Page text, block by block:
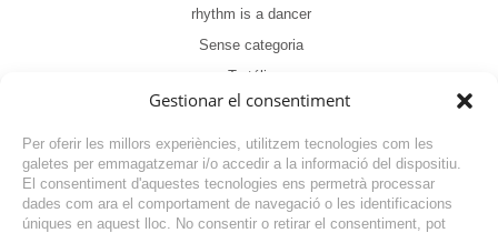
Gestionar el consentiment
Per oferir les millors experiències, utilitzem tecnologies com les
galetes per emmagatzemar i/o accedir a la informació del dispositiu.
El consentiment d'aquestes tecnologies ens permetrà processar
dades com ara el comportament de navegació o les identificacions
úniques en aquest lloc. No consentir o retirar el consentiment, pot
rhythm is a dancer
Sense categoria
Tertúlia
NOTÍCIA ANTERIOR